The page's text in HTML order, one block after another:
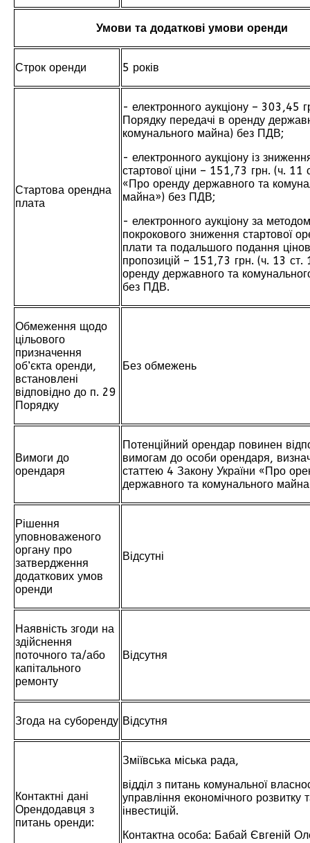
Умови та додаткові умови оренди
Строк оренди 5 років
Стартова орендна
плата
- електронного аукціону – 303,45
Порядку передачі в оренду
комунального майна) без ПДВ;
- електронного аукціону із
стартової ціни – 151,73 грн. (ч. 11
«Про оренду державного та
майна») без ПДВ;
- електронного аукціону за методом
покрокового зниження стартової
плати та подальшого подання
пропозицій – 151,73 грн. (ч. 13
оренду державного та
без ПДВ.
Обмеження щодо
цільового
призначення
об’єкта оренди,
встановлені
відповідно до п. 29
Порядку
Без обмежень
Вимоги до
орендаря
Потенційний орендар повинен
вимогам до особи орендаря,
статтею 4 Закону України «Про
державного та комунального
Рішення
уповноваженого
органу про
затвердження
додаткових умов
оренди
Відсутні
Наявність згоди на
здійснення
поточного та/або
капітального
ремонту
Відсутня
Згода на суборенду Відсутня
Контактні дані
Орендодавця з
питань оренди:
Зміївська міська рада,
відділ з питань комунальної
управління економічного розвитку
інвестицій.
Контактна особа: Бабай Євгеній